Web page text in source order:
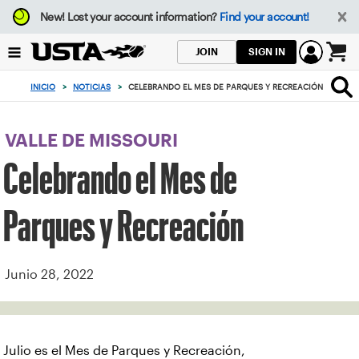
Enfoque
desde
botón
volver
principio
New!Lost your account information? Find your account!
JOIN SIGN IN
0
artículos
en
carrito
INICIO > NOTICIAS > CELEBRANDO EL MES DE PARQUES Y RECREACIÓN
VALLE DE MISSOURI
Celebrando el Mes de
Parques y Recreación
Junio 28, 2022
Julio es el Mes de Parques y Recreación,